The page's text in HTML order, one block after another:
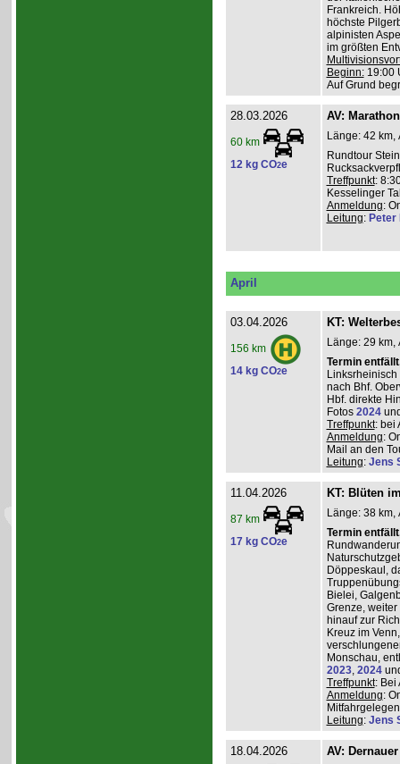
Frankreich.
höchste
alpinisten
im größten
Beginn:19:00
Auf Grund
28.03.2026
60 km
12 kg CO2e
AV:
Länge: 42 km,
Rundtour
Treffpunkt:
Kesselinger
Anmeldung:
Leitung: Peter
April
03.04.2026
156 km
14 kg CO2e
KT:
Länge: 29 km,
Termin
nach Bhf.
Hbf. direkte
Fotos 2024
Treffpunkt: bei
Anmeldung:
Mail an den
Leitung: Jens
11.04.2026
87 km
17 kg CO2e
KT: Blüten
Länge: 38 km,
Termin
Döppeskaul,
Bielei,
Grenze,
hinauf zur
Kreuz im
Monschau,
2023, 2024
Treffpunkt: Bei
Anmeldung:
Leitung: Jens
18.04.2026 AV: